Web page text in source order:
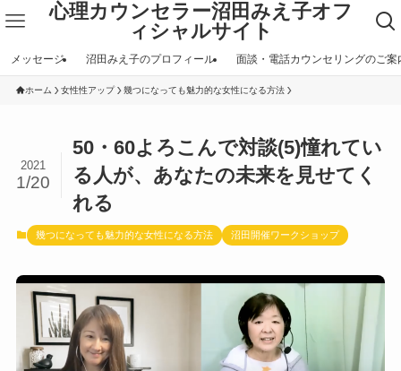
心理カウンセラー沼田みえ子オフ
ィシャルサイト
メッセージ 沼田みえ子のプロフィール 面談・電話カウンセリングのご案
ホーム 女性性アップ 幾つになっても魅力的な女性になる方法
50・60よろこんで対談(5)憧れてい
る人が、あなたの未来を見せてく
れる
2021
1/20
幾つになっても魅力的な女性になる方法 沼田開催ワークショップ